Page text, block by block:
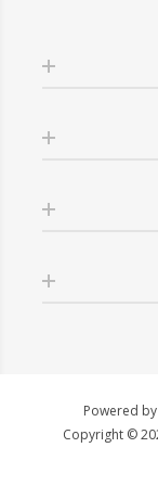
Powered by
Copyright ©